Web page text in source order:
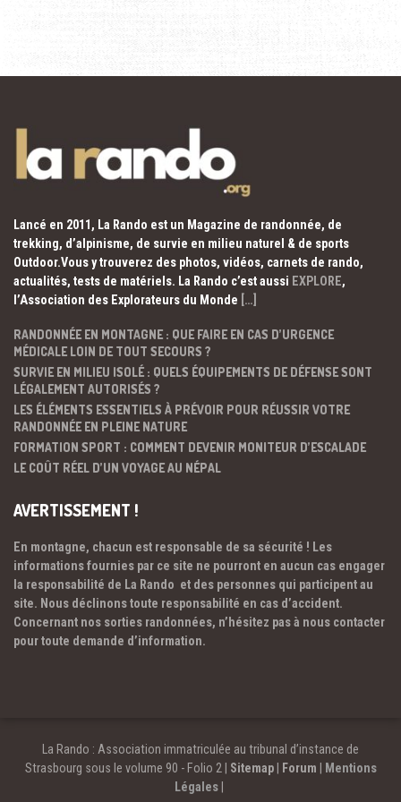
Lancé en 2011, La Rando est un Magazine de randonnée, de
trekking, d’alpinisme, de survie en milieu naturel & de sports
Outdoor.Vous y trouverez des photos, vidéos, carnets de rando,
actualités, tests de matériels. La Rando c’est aussi EXPLORE,
l’Association des Explorateurs du Monde […]
RANDONNÉE EN MONTAGNE : QUE FAIRE EN CAS D’URGENCE
MÉDICALE LOIN DE TOUT SECOURS ?
SURVIE EN MILIEU ISOLÉ : QUELS ÉQUIPEMENTS DE DÉFENSE SONT
LÉGALEMENT AUTORISÉS ?
LES ÉLÉMENTS ESSENTIELS À PRÉVOIR POUR RÉUSSIR VOTRE
RANDONNÉE EN PLEINE NATURE
FORMATION SPORT : COMMENT DEVENIR MONITEUR D’ESCALADE
LE COÛT RÉEL D’UN VOYAGE AU NÉPAL
AVERTISSEMENT !
En montagne, chacun est responsable de sa sécurité ! Les
informations fournies par ce site ne pourront en aucun cas engager
la responsabilité de La Rando et des personnes qui participent au
site. Nous déclinons toute responsabilité en cas d’accident.
Concernant nos sorties randonnées, n’hésitez pas à nous contacter
pour toute demande d’information.
La Rando : Association immatriculée au tribunal d’instance de
Strasbourg sous le volume 90 - Folio 2 | Sitemap| Forum
Mentions
Légales